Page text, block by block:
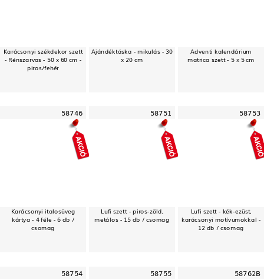
Karácsonyi székdekor szett
- Rénszarvas - 50 x 60 cm -
piros/fehér
Ajándéktáska - mikulás - 30
x 20 cm
Adventi kalendárium
matrica szett - 5 x 5 cm
58746
Karácsonyi italosüveg
kártya - 4 féle - 6 db /
csomag
58751
Lufi szett - piros-zöld,
metálos - 15 db / csomag
58753
Lufi szett - kék-ezüst,
karácsonyi motívumokkal -
12 db / csomag
58754 58755 58762B